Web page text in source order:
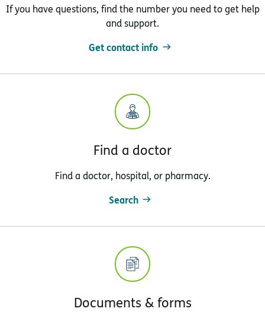
If you have questions, find the number you need to get help
and support.
Get contact info
Find a doctor
Find a doctor, hospital, or pharmacy.
Search
Documents & forms